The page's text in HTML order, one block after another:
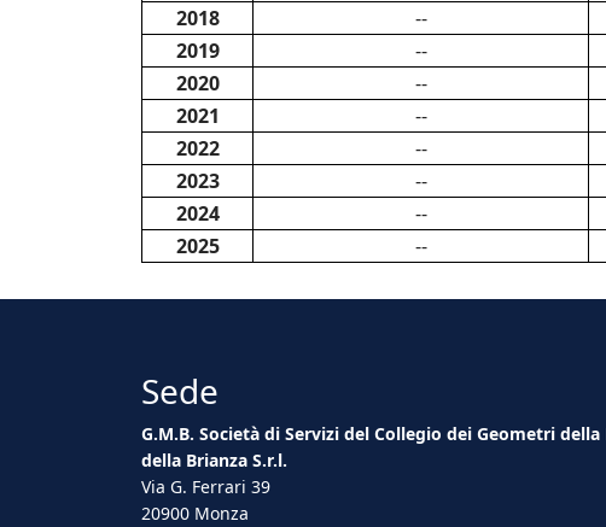
2018 --
2019
--
2020
--
2021
--
2022
--
2023
--
2024
--
2025
--
Sede
G.M.B. Società di Servizi del Collegio dei Geometri
della Brianza S.r.l.
Via G. Ferrari 39
20900 Monza